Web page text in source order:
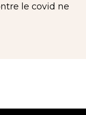
le covid ne